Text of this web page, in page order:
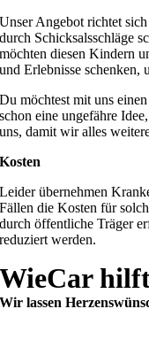
Unser Angebot richtet
durch Schicksalsschläge
möchten diesen Kindern
und Erlebnisse schenken,
Du möchtest mit uns
schon eine ungefähre
uns, damit wir alles
Kosten
Leider übernehmen
Fällen die Kosten für
durch öffentliche Träger
reduziert werden.
WieCar
Wir lassen